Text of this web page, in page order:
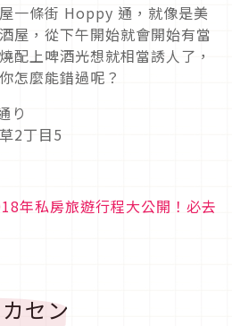
一條街 Hoppy 通，就像是美
屋，從下午開始就會開始有當
配上啤酒光想就相當誘人了，
怎麼能錯過呢？
り
2丁目5
年私房旅遊行程大公開！必去
セン